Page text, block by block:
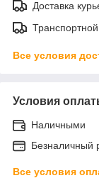
Доставка
Все условия
Условия
Наличными
Безналичный
Все условия